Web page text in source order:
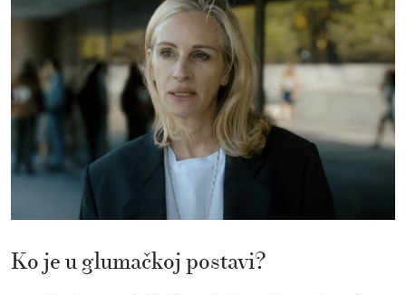
Ko je u glumačkoj postavi?